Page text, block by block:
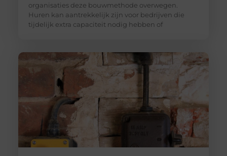
organisaties deze bouwmethode overwegen.
Huren kan aantrekkelijk zijn voor bedrijven die
tijdelijk extra capaciteit nodig hebben of